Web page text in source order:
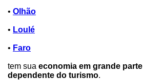
• Olhão
• Loulé
• Faro
tem sua economia em grande parte
dependente do turismo.